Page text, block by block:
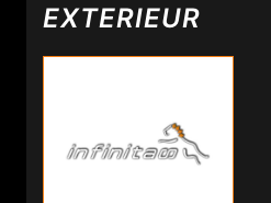
EXTERIEUR